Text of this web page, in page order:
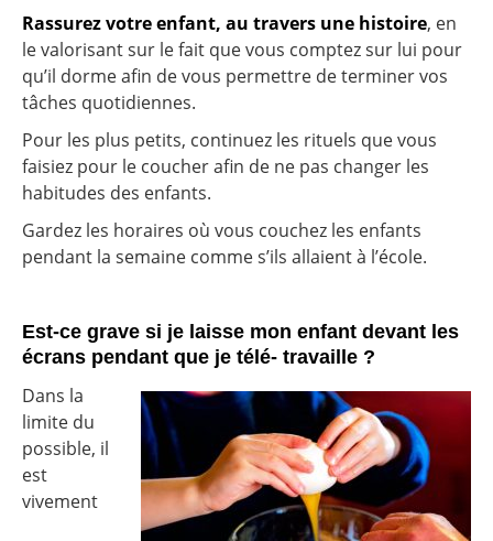
Rassurez votre enfant, au travers une histoire, en
le valorisant sur le fait que vous comptez sur lui pour
qu’il dorme afin de vous permettre de terminer vos
tâches quotidiennes.
Pour les plus petits, continuez les rituels que vous
faisiez pour le coucher afin de ne pas changer les
habitudes des enfants.
Gardez les horaires où vous couchez les enfants
pendant la semaine comme s’ils allaient à l’école.
Est-ce grave si je laisse mon enfant devant les
écrans pendant que je télé- travaille ?
Dans la
limite du
possible, il
est
vivement